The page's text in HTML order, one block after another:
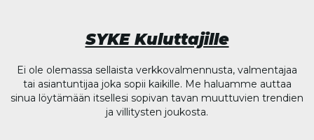
SYKE Kuluttajille
Ei ole olemassa sellaista verkkovalmennusta, valmentajaa
tai asiantuntijaa joka sopii kaikille. Me haluamme auttaa
sinua löytämään itsellesi sopivan tavan muuttuvien trendien
ja villitysten joukosta.